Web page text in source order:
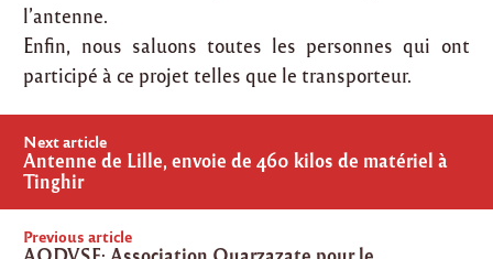
l’antenne.
Enfin, nous saluons toutes les personnes qui ont
participé à ce projet telles que le transporteur.
Post
navigation
Previous article
Next article
Antenne de Lille, envoie de 460 kilos de matériel à
Tinghir